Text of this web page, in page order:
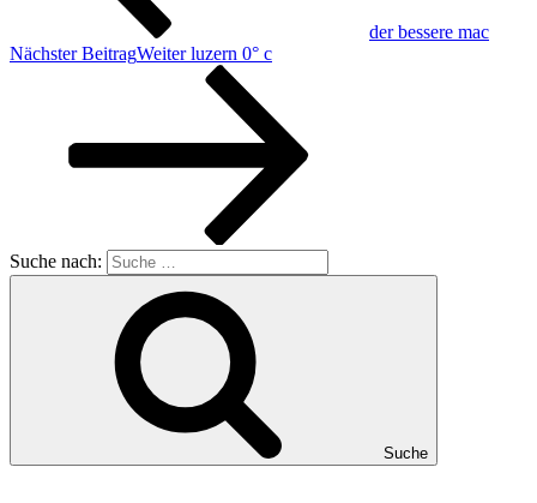
der bessere mac
Nächster BeitragWeiter luzern 0° c
Suche nach:
Suche